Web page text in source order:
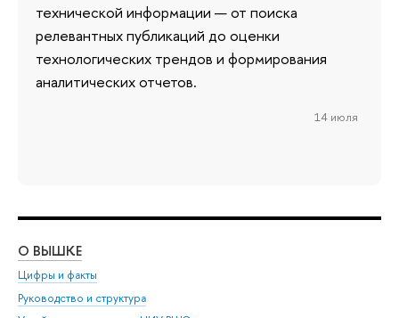
технической информации — от поиска
релевантных публикаций до оценки
технологических трендов и формирования
аналитических отчетов.
14 июля
О ВЫШКЕ
Цифры и факты
Руководство и структура